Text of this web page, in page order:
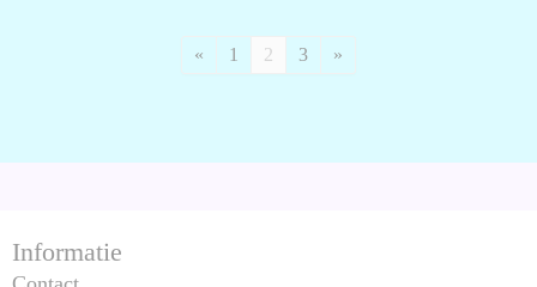
« 1 2 3 »
Informatie